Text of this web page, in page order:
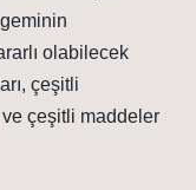
olabilecek
çeşitli
çeşitli maddeler